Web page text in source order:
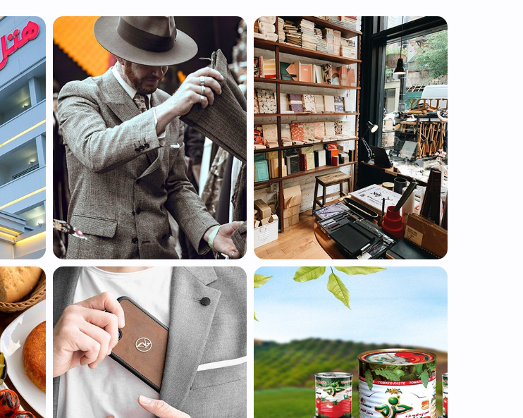
خرید سایت خودرو
خرید سایت با امکانات دیوار
خرید سایت نوبت دهی پزشکان
خرید سایت هتل
خرید سایت همایش